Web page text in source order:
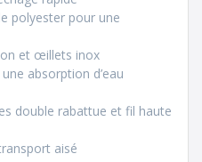
polyester pour une
et œillets inox
absorption d’eau
double rabattue et fil haute
aisé